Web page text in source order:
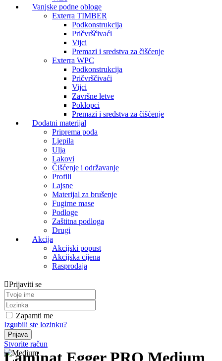
Vanjske podne obloge
Exterra TIMBER
Podkonstrukcija
Pričvrščivaći
Vijci
Premazi i sredstva za čišćenje
Exterra WPC
Podkonstrukcija
Pričvrščivaći
Vijci
Završne letve
Poklopci
Premazi i sredstva za čišćenje
Dodatni materijal
Priprema poda
Ljepila
Ulja
Lakovi
Čišćenje i održavanje
Profili
Lajsne
Materijal za brušenje
Fugirne mase
Podloge
Zaštitna podloga
Drugi
Akcija
Akcijski popust
Akcijska cijena
Rasprodaja
Prijaviti se
Zapamti me
Izgubili ste lozinku?
Stvorite račun
Laminat Egger PRO Medium